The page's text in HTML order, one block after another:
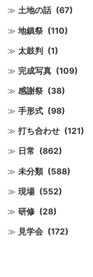
土地の話 (67)
地鎮祭 (110)
太鼓判 (1)
完成写真 (109)
感謝祭 (38)
手形式 (98)
打ち合わせ (121)
日常 (862)
未分類 (588)
現場 (552)
研修 (28)
見学会 (172)